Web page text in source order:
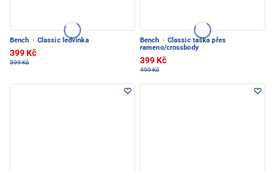
Bench · Classic ledvinka
399 Kč
599 Kč
Bench · Classic taška přes
rameno/crossbody
399 Kč
499 Kč